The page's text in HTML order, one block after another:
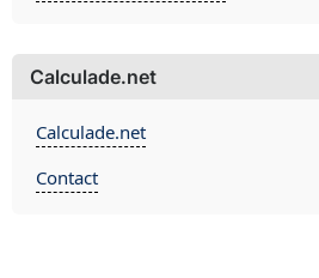
Calculade.net
Calculade.net
Contact